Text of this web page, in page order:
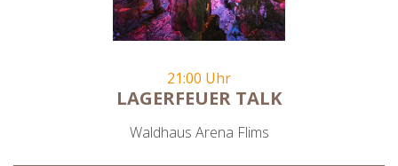
21:00 Uhr
LAGERFEUER TALK
Waldhaus Arena Flims